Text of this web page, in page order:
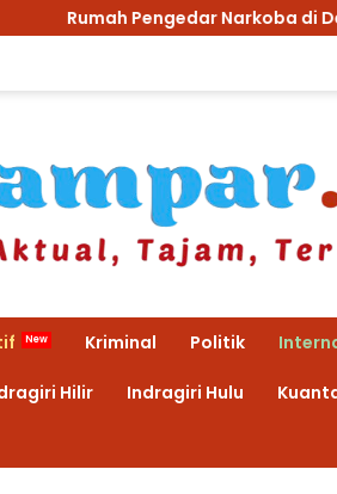
Narkoba di Desa Petapahan di Obrak
Kriminal Politik
Hilir Indragiri Hulu